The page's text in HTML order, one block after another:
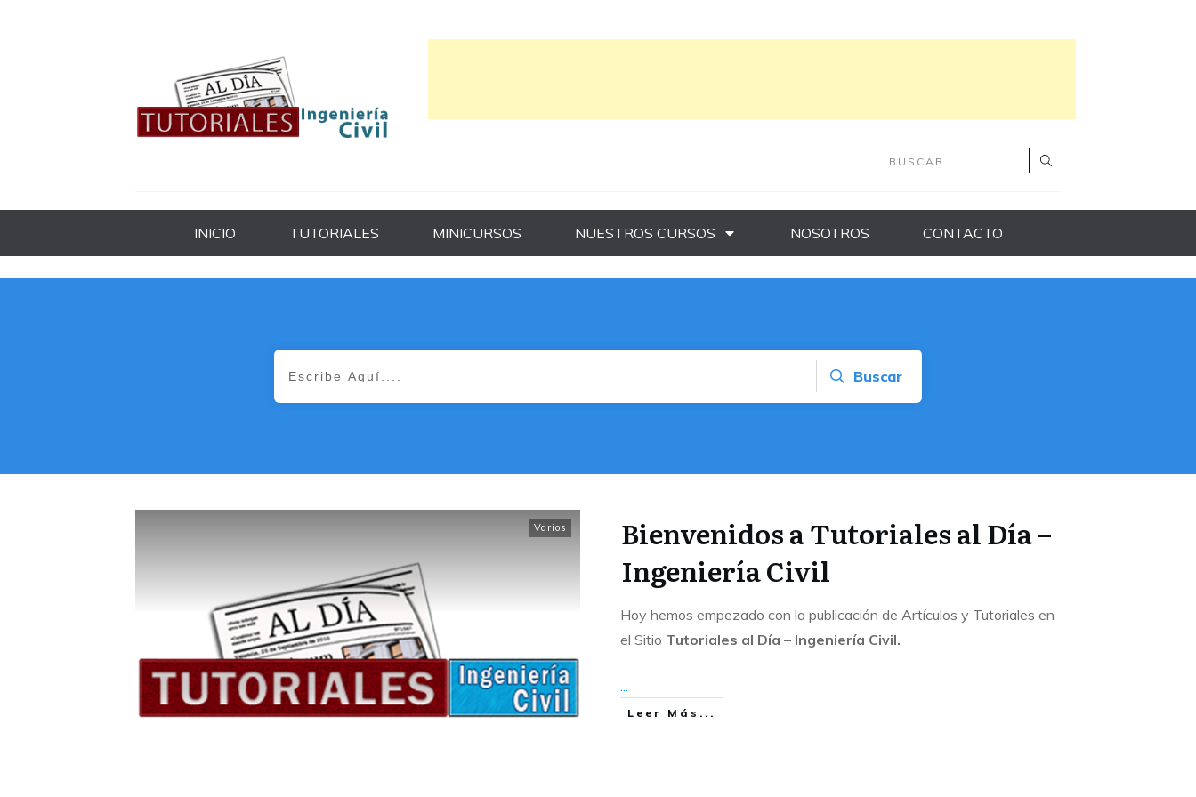
INICIO TUTORIALES MINICURSOS NUESTROS CURSOS NOSOTROS CONTACTO
Buscar
Varios
Bienvenidos a Tutoriales al Día –
Ingeniería Civil
Hoy hemos empezado con la publicación de Artículos y Tutoriales en
el Sitio Tutoriales al Día – Ingeniería Civil.
...
Leer Más...